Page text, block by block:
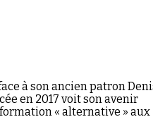
à son ancien patron
en 2017 voit son avenir
« alternative » aux